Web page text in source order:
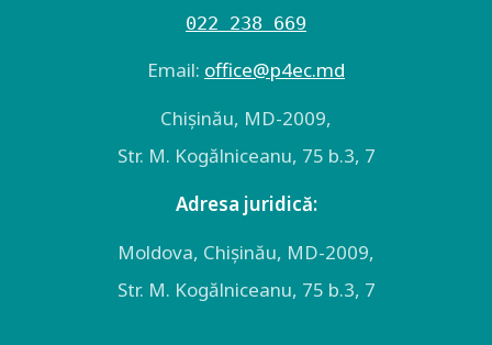
022 238 669
Email: оffice@p4ec.md
Chişinău, MD-2009,
Str. M. Kogălniceanu, 75 b.3, 7
Adresa juridică:
Moldova, Chişinău, MD-2009,
Str. M. Kogălniceanu, 75 b.3, 7